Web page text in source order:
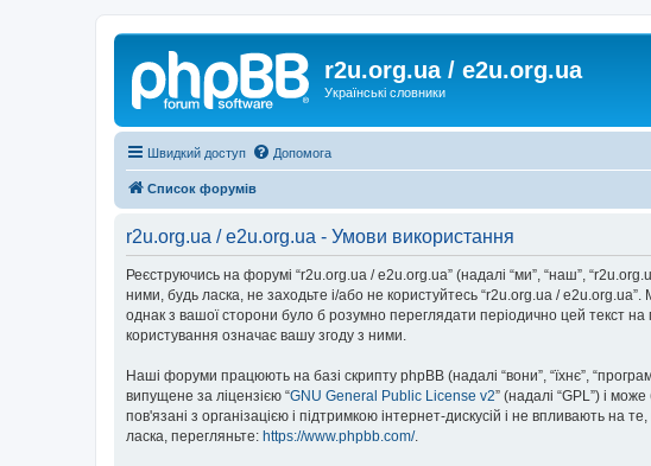
r2u.org.ua / e2u.org.ua
Українські словники
Швидкий доступ Допомога
Список форумів
r2u.org.ua / e2u.org.ua - Умови використання
Реєструючись на форумі “r2u.org.ua / e2u.org.ua” (надалі “ми”, “наш”,
ними, будь ласка, не заходьте і/або не користуйтесь “r2u.org.ua /
однак з вашої сторони було б розумно переглядати періодично цей текст
користування означає вашу згоду з ними.
Наші форуми працюють на базі скрипту phpBB (надалі “вони”, “їхнє”,
випущене за ліцензією “GNU General Public License v2” (надалі “GPL”) і
пов'язані з організацією і підтримкою інтернет-дискусій і не впливають на
ласка, перегляньте: https://www.phpbb.com/.